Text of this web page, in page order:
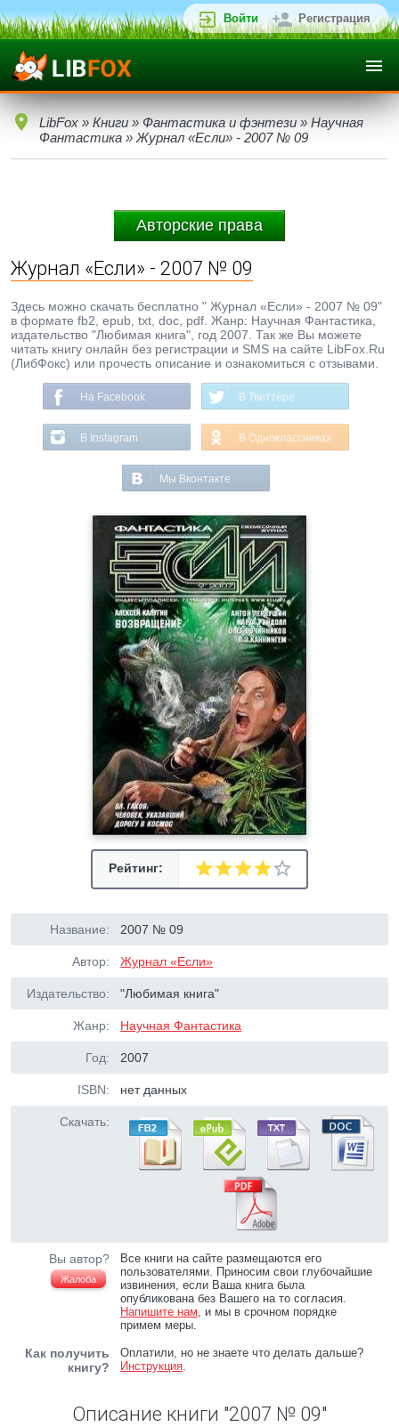
Войти Регистрация
LibFox » Книги » Фантастика и фэнтези » Научная
Фантастика » Журнал «Если» - 2007 № 09
Авторские права
Журнал «Если» - 2007 № 09
Здесь можно скачать бесплатно " Журнал «Если» - 2007 № 09"
в формате fb2, epub, txt, doc, pdf. Жанр: Научная Фантастика,
издательство "Любимая книга", год 2007. Так же Вы можете
читать книгу онлайн без регистрации и SMS на сайте LibFox.Ru
(ЛибФокс) или прочесть описание и ознакомиться с отзывами.
На Facebook В Твиттере
В Instagram В Одноклассниках
Мы Вконтакте
Рейтинг:
Название: 2007 № 09
Автор: Журнал «Если»
Издательство: "Любимая книга"
Жанр: Научная Фантастика
Год: 2007
ISBN: нет данных
Скачать:
Вы автор?
Жалоба
Все книги на сайте размещаются его
пользователями. Приносим свои глубочайшие
извинения, если Ваша книга была
опубликована без Вашего на то согласия.
Напишите нам, и мы в срочном порядке
примем меры.
Как получить
книгу?
Оплатили, но не знаете что делать дальше?
Инструкция.
Описание книги "2007 № 09"